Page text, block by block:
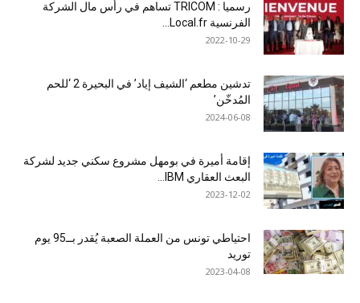
رسميا : TRICOM تساهم في رأس مال الشركة
الفرنسية Local.fr...
2022-10-29
تدشين مطعم ‘الشيف إياد’ في البحيرة 2 ‘للحم
المُدخّن’
2024-06-08
إقامة أميرة في بومهل مشروع سكني جديد لشركة
البعث العقاري IBM...
2023-12-02
احتياطي تونس من العملة الصعبة يُقدر بــ95 يوم
توريد
2023-04-08